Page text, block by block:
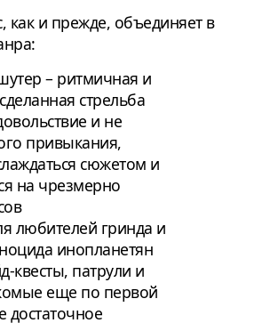
как и прежде, объединяет в
– ритмичная и
стрельба
и не
привыкания,
сюжетом и
на чрезмерно
любителей гринда и
инопланетян
квесты, патрули и
еще по первой
достаточное